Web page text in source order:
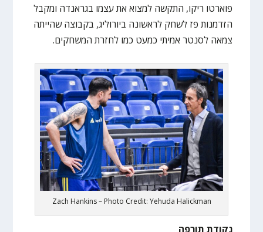
פוארטו ריקו, התקשה למצוא את עצמו בגראנדה ומקבל
הזדמנות פז לשחק לראשונה ביורוליג, בקבוצה שהייתה
צמאה לסנטר אמיתי כמעט כמו לחזרת המשחקים.
Zach Hankins – Photo Credit: Yehuda Halickman
נקודת תורפה